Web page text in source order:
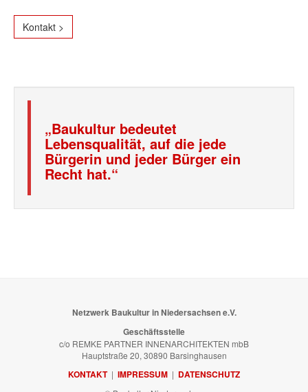
Kontakt >
„Baukultur bedeutet
Lebensqualität, auf die jede
Bürgerin und jeder Bürger ein
Recht hat.“
Netzwerk Baukultur in Niedersachsen e.V.
Geschäftsstelle
c/o REMKE PARTNER INNENARCHITEKTEN mbB
Hauptstraße 20, 30890 Barsinghausen
KONTAKT | IMPRESSUM | DATENSCHUTZ